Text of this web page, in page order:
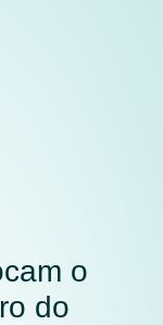
o
do